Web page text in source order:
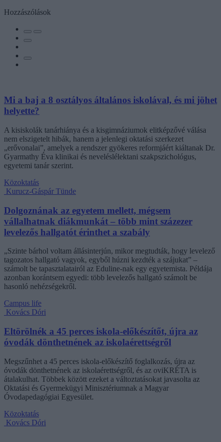
Hozzászólások
Mi a baj a 8 osztályos általános iskolával, és mi jöhet
helyette?
A kisiskolák tanárhiánya és a kisgimnáziumok elitképzővé válása
nem elszigetelt hibák, hanem a jelenlegi oktatási szerkezet
„erővonalai”, amelyek a rendszer gyökeres reformjáért kiáltanak Dr.
Gyarmathy Éva klinikai és neveléslélektani szakpszichológus,
egyetemi tanár szerint.
Közoktatás
Kurucz-Gáspár Tünde
Dolgoznának az egyetem mellett, mégsem
vállalhatnak diákmunkát – több mint százezer
levelezős hallgatót érinthet a szabály
„Szinte bárhol voltam állásinterjún, mikor megtudták, hogy levelező
tagozatos hallgató vagyok, egyből húzni kezdték a szájukat” –
számolt be tapasztalatairól az Eduline-nak egy egyetemista. Példája
azonban korántsem egyedi: több levelezős hallgató számolt be
hasonló nehézségekről.
Campus life
Kovács Dóri
Eltörölnék a 45 perces iskola-előkészítőt, újra az
óvodák dönthetnének az iskolaérettségről
Megszűnhet a 45 perces iskola-előkészítő foglalkozás, újra az
óvodák dönthetnének az iskolaérettségről, és az oviKRÉTA is
átalakulhat. Többek között ezeket a változtatásokat javasolta az
Oktatási és Gyermekügyi Minisztériumnak a Magyar
Óvodapedagógiai Egyesület.
Közoktatás
Kovács Dóri